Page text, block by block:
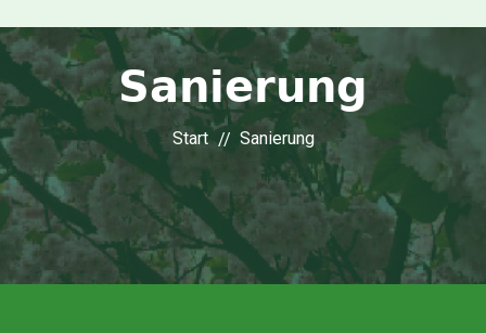
Sanierung
Start Sanierung